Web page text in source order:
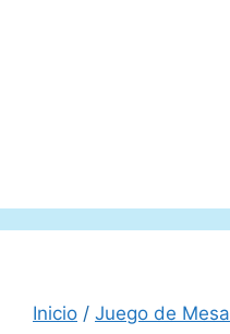
Inicio / Juego de Mesa